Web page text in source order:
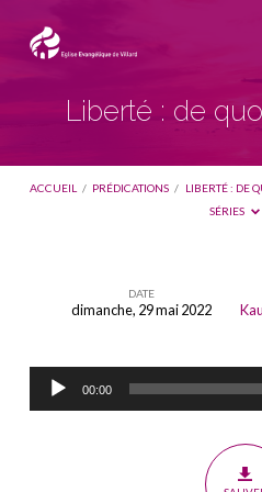
Liberté : de
ACCUEIL / PRÉDICATIONS / LIBERTÉ : DE
SÉRIES
de
quoi
DATE
dimanche, 29 mai 2022
Lecteur
audio
00:00